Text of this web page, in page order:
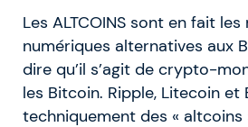
Les ALTCOINS sont en fait les
numériques alternatives aux
dire qu’il s’agit de crypto-
les Bitcoin. Ripple, Litecoin et
techniquement des « altcoins